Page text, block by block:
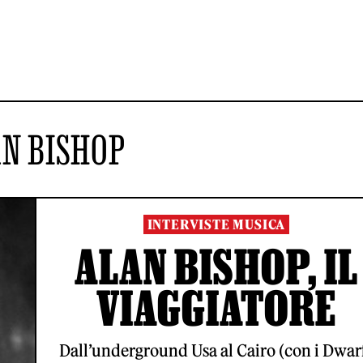
BISHOP
INTERVISTE MUSICA
ALAN BISHOP, IL
VIAGGIATORE
Dall’underground Usa al Cairo (con i